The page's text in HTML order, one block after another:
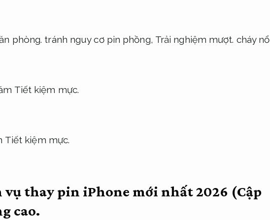
phòng. tránh nguy cơ pin phồng, Trải nghiệm mượt. cháy nổ
Tiết kiệm mực.
Tiết kiệm mực.
vụ thay pin iPhone mới nhất 2026 (Cập
cao.